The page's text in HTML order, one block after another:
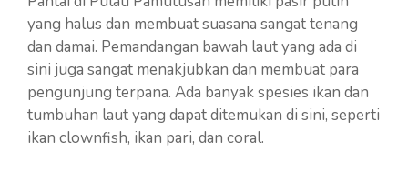
yang halus dan membuat suasana sangat tenang
dan damai. Pemandangan bawah laut yang ada di
sini juga sangat menakjubkan dan membuat para
pengunjung terpana. Ada banyak spesies ikan dan
tumbuhan laut yang dapat ditemukan di sini, seperti
ikan clownfish, ikan pari, dan coral.